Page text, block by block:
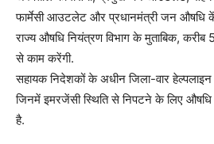
फार्मेसी आउटलेट और प्रधानमंत्री जन औषधि
राज्य औषधि नियंत्रण विभाग के मुताबिक, करीब
से काम करेंगी.
सहायक निदेशकों के अधीन जिला-वार हेल्पलाइन
जिनमें इमरजेंसी स्थिति से निपटने के लिए औषधि
है.